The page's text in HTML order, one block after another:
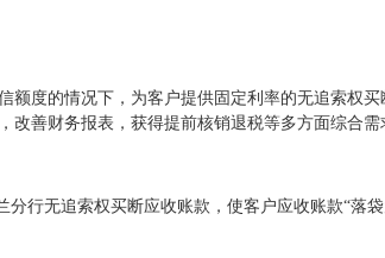
额度的情况下，为客户提供固定利率的无追索权买
改善财务报表，获得提前核销退税等多方面综合需
分行无追索权买断应收账款，使客户应收账款“落